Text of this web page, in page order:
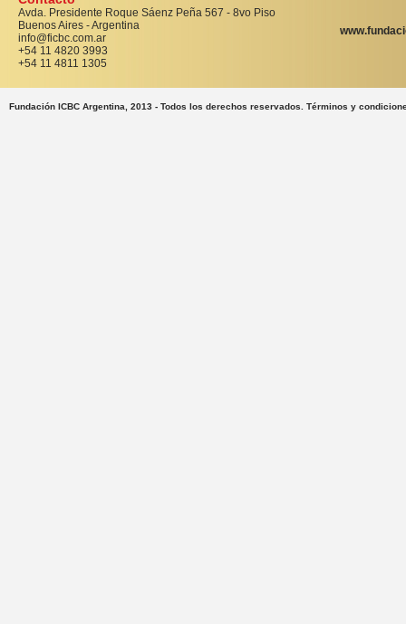
Avda. Presidente Roque Sáenz Peña 567 - 8vo Piso
Buenos Aires - Argentina
info@ficbc.com.ar
+54 11 4820 3993
+54 11 4811 1305
Fundación ICBC Argentina, 2013 - Todos los derechos reservados. Términos y